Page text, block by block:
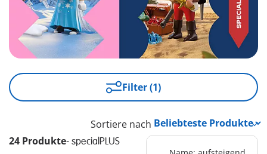
Filter (1)
24 Produkte- specialPLUS
Sortiere nach